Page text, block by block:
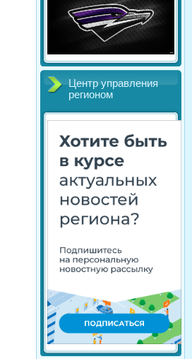
Центр управления
регионом